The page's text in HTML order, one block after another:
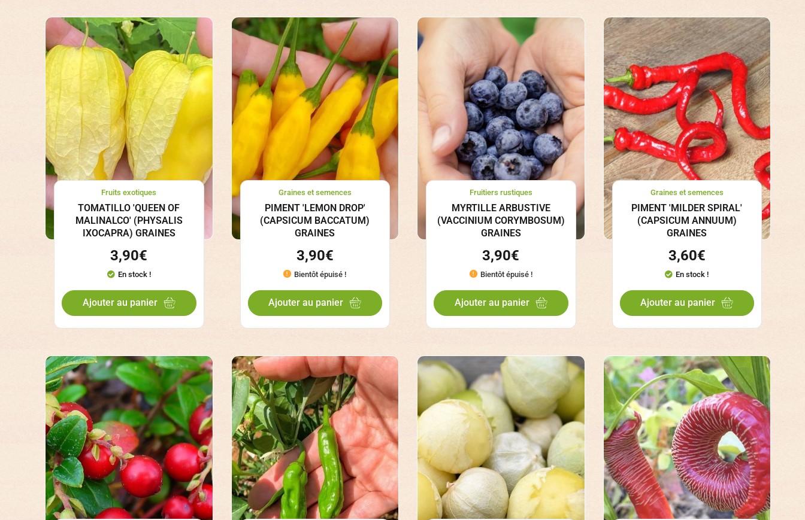
Fruits exotiques
TOMATILLO 'QUEEN OF
MALINALCO' (PHYSALIS
IXOCAPRA) GRAINES
3,90€
En stock !
Ajouter au panier
Graines et semences
PIMENT 'LEMON DROP'
(CAPSICUM BACCATUM)
GRAINES
3,90€
Bientôt épuisé !
Ajouter au panier
Fruitiers rustiques
MYRTILLE ARBUSTIVE
(VACCINIUM CORYMBOSUM)
GRAINES
3,90€
Bientôt épuisé !
Ajouter au panier
Graines et semences
PIMENT 'MILDER SPIRAL'
(CAPSICUM ANNUUM)
GRAINES
3,60€
En stock !
Ajouter au panier